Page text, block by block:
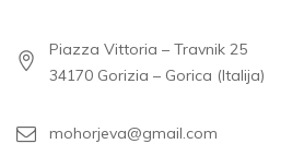
Piazza Vittoria – Travnik 25
34170 Gorizia – Gorica (Italija)
mohorjeva@gmail.com